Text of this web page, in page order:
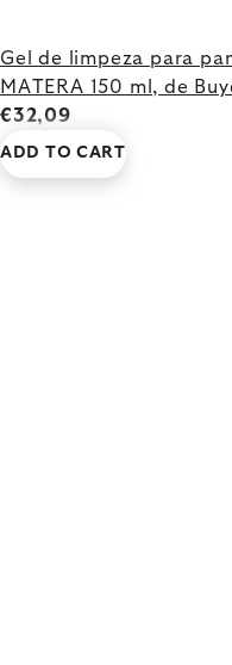
Gel de limpeza para
MATERA 150 ml, de
€32,09
ADD TO CART